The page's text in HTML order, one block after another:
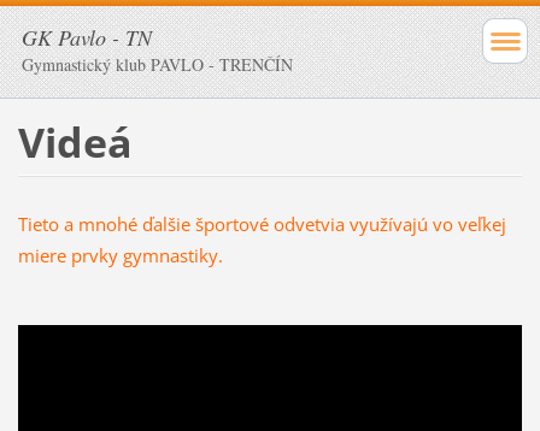
GK Pavlo - TN
Gymnastický klub PAVLO - TRENČÍN
Videá
Tieto a mnohé ďalšie športové odvetvia využívajú vo veľkej
miere prvky gymnastiky.